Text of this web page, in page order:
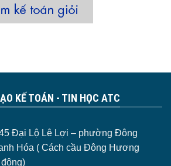
KẾ TOÁN - TIN HỌC ATC
Đại Lộ Lê Lợi – phường Đông
Hóa ( Cách cầu Đông Hương